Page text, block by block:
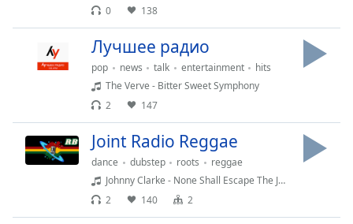
close
window.
Color
0
138
Лучшее радио
pop news talk entertainment
hits
The Verve - Bitter Sweet Symphony
2
147
Joint Radio Reggae
dance dubstep roots
reggae
Johnny Clarke - None Shall Escape The Judgement
2
140 2